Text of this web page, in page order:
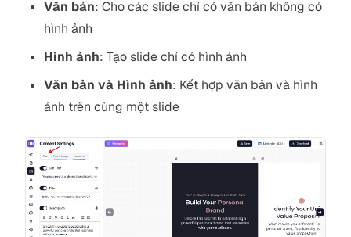
Văn bản: Cho các slide chỉ có văn bản không có
hình ảnh
Hình ảnh: Tạo slide chỉ có hình ảnh
Văn bản và Hình ảnh: Kết hợp văn bản và hình
ảnh trên cùng một slide